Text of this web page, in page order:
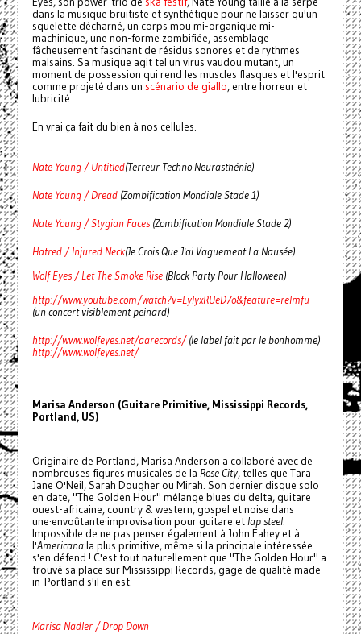
dans la musique bruitiste et synthétique pour ne laisser qu'un
squelette décharné, un corps mou mi-organique mi-
machinique, une non-forme zombifiée, assemblage
fâcheusement fascinant de résidus sonores et de rythmes
malsains. Sa musique agit tel un virus vaudou mutant, un
moment de possession qui rend les muscles flasques et l'esprit
comme projeté dans un scénario de giallo, entre horreur et
lubricité.
En vrai ça fait du bien à nos cellules.
Nate Young / Untitled(Terreur Techno Neurasthénie)
Nate Young / Dread(Zombification Mondiale Stade 1)
Nate Young / Stygian Faces(Zombification Mondiale Stade 2)
Hatred / Injured Neck(Je Crois Que J'ai Vaguement La Nausée)
Wolf Eyes / Let The Smoke Rise(Block Party Pour Halloween)
http://www.youtube.com/watch?v=LylyxRUeD7o&feature=relmfu
(un concert visiblement peinard)
http://www.wolfeyes.net/aarecords/(le label fait par le bonhomme)
http://www.wolfeyes.net/
Marisa Anderson (Guitare Primitive, Mississippi Records,
Portland, US)
Originaire de Portland, Marisa Anderson a collaboré avec de
nombreuses figures musicales de la Rose City, telles que Tara
Jane O'Neil, Sarah Dougher ou Mirah. Son dernier disque solo
en date, "The Golden Hour" mélange blues du delta, guitare
ouest-africaine, country & western, gospel et noise dans
une·envoûtante·improvisation pour guitare etlap steel.
Impossible de ne pas penser également à John Fahey et à
l'Americanala plus primitive, même si la principale intéressée
s'en défend ! C'est tout naturellement que "The Golden Hour" a
trouvé sa place sur Mississippi Records, gage de qualité made-
in-Portland s'il en est.
Marisa Nadler / Drop Down